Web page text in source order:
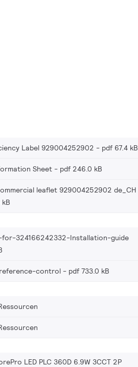
Label 929004252902 pdf 67.4 kB
Sheet pdf 246.0 kB
leaflet 929004252902 de_CH
for-324166242332-Installation-guide
control pdf 733.0 kB
LED PLC 360D 6.9W 3CCT 2P